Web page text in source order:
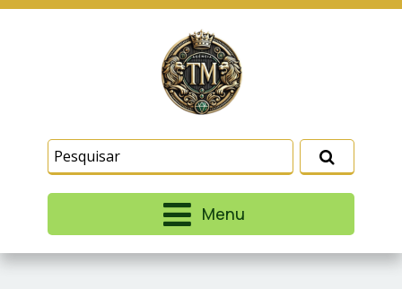
Menu
similares para lembrar e entender como você usa
nosso site, analisar seu uso de nossos produtos
e serviços, ajudar com nossos esforços de
marketing e fornecer conteúdo de terceiros. Leia
Termos e CondiçõesePolítica de